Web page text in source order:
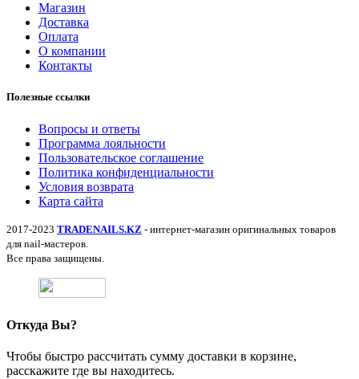
Магазин
Доставка
Оплата
О компании
Контакты
Полезные ссылки
Вопросы и ответы
Программа лояльности
Пользовательское соглашение
Политика конфиденциальности
Условия возврата
Карта сайта
2017-2023 TRADENAILS.KZ - интернет-магазин оригинальных товаров
для nail-мастеров.
Все права защищены.
Откуда Вы?
Чтобы быстро рассчитать сумму доставки в корзине,
расскажите где вы находитесь.